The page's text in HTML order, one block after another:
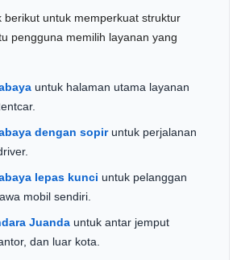
berikut untuk memperkuat struktur
pengguna memilih layanan yang
untuk halaman utama layanan
dengan sopiruntuk perjalanan
lepas kunci untuk pelanggan
mobil sendiri.
Juanda untuk antar jemput
dan luar kota.